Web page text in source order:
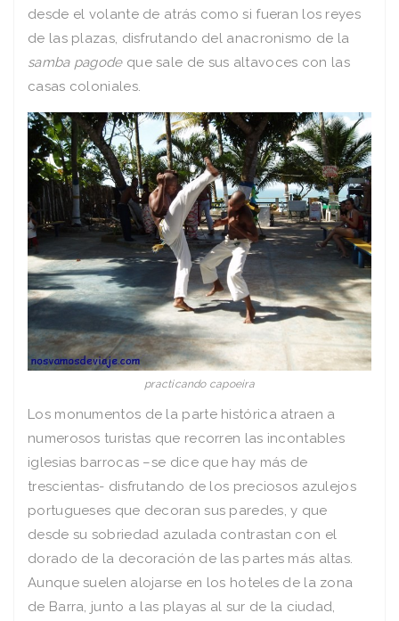
desde el volante de atrás como si fueran los reyes
de las plazas, disfrutando del anacronismo de la
samba pagodeque sale de sus altavoces con las
casas coloniales.
practicando capoeira
Los monumentos de la parte histórica atraen a
numerosos turistas que recorren las incontables
iglesias barrocas –se dice que hay más de
trescientas- disfrutando de los preciosos azulejos
portugueses que decoran sus paredes, y que
desde su sobriedad azulada contrastan con el
dorado de la decoración de las partes más altas.
Aunque suelen alojarse en los hoteles de la zona
de Barra, junto a las playas al sur de la ciudad,